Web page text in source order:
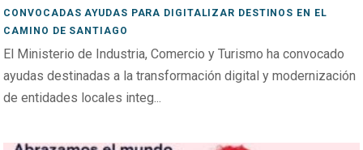
CONVOCADAS AYUDAS PARA DIGITALIZAR DESTINOS EN EL
CAMINO DE SANTIAGO
El Ministerio de Industria, Comercio y Turismo ha convocado
ayudas destinadas a la transformación digital y modernización
de entidades locales integ...
Open post